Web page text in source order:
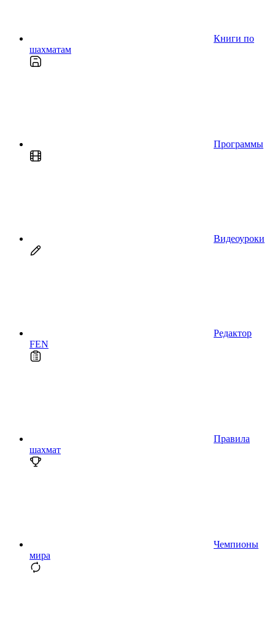
Книги по
шахматам
Программы
Видеоуроки
Редактор
FEN
Правила
шахмат
Чемпионы
мира